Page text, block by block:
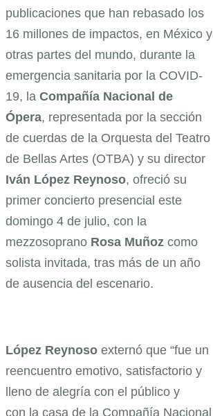
publicaciones que han rebasado los
16 millones de impactos, en México y
otras partes del mundo, durante la
emergencia sanitaria por la COVID-
19, la Compañía Nacional de
Ópera, representada por la sección
de cuerdas de la Orquesta del Teatro
de Bellas Artes (OTBA) y su director
Iván López Reynoso, ofreció su
primer concierto presencial este
domingo 4 de julio, con la
mezzosoprano Rosa Muñoz como
solista invitada, tras más de un año
de ausencia del escenario.
López Reynoso externó que “fue un
reencuentro emotivo, satisfactorio y
lleno de alegría con el público y
con la casa de la Compañía Nacional